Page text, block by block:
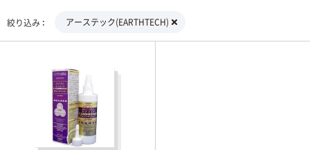
絞り込み アーステック(EARTHTECH)